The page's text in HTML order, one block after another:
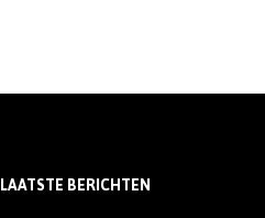
LAATSTE BERICHTEN